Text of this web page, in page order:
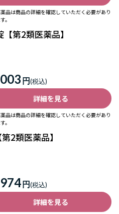
品は商品の詳細を確認していただく必要があり
。
第2類医薬品】
円
詳細を見る
品は商品の詳細を確認していただく必要があり
。
2類医薬品】
円
詳細を見る